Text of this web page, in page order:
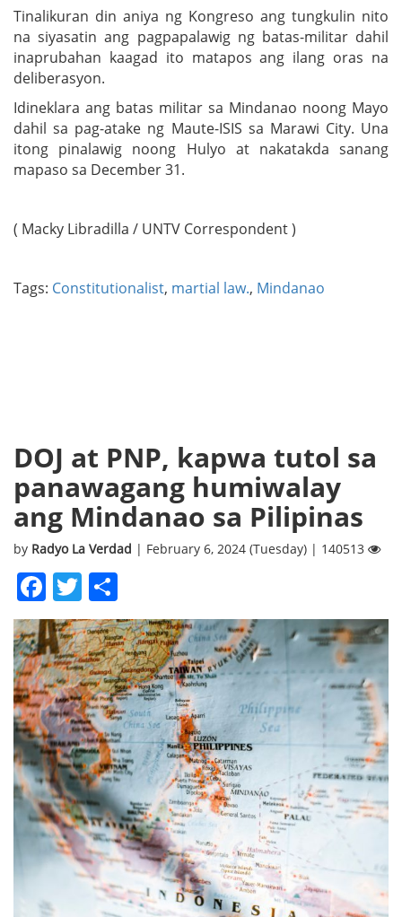
Tinalikuran din aniya ng Kongreso ang tungkulin nito
na siyasatin ang pagpapalawig ng batas-militar dahil
inaprubahan kaagad ito matapos ang ilang oras na
deliberasyon.
Idineklara ang batas militar sa Mindanao noong Mayo
dahil sa pag-atake ng Maute-ISIS sa Marawi City. Una
itong pinalawig noong Hulyo at nakatakda sanang
mapaso sa December 31.
( Macky Libradilla / UNTV Correspondent )
Tags: Constitutionalist, martial law., Mindanao
DOJ at PNP, kapwa tutol sa
panawagang humiwalay
ang Mindanao sa Pilipinas
by Radyo La Verdad | February 6, 2024 (Tuesday) | 140513
Facebook
Twitter